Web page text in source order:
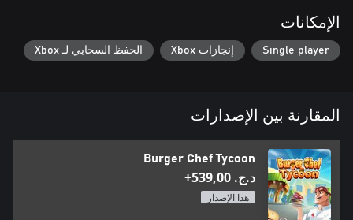
الإمكانات
Single player إنجازات Xbox الحفظ السحابي لـ Xbox
المقارنة بين الإصدارات
Burger Chef Tycoon
د.ج.‏ 539,00+
هذا الإصدار